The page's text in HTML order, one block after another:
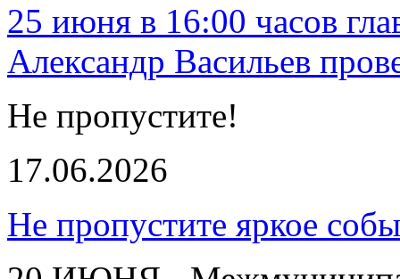
25 июня в 16:00 часов
Александр Васильев
Не пропустите!
17.06.2026
Не пропустите яркое